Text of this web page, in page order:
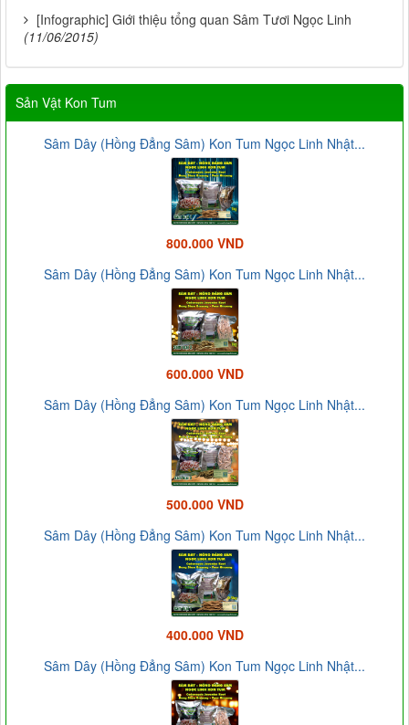
[Infographic] Giới thiệu tổng quan Sâm Tươi Ngọc Linh
(11/06/2015)
Sản Vật Kon Tum
Sâm Dây (Hồng Đẳng Sâm) Kon Tum Ngọc Linh Nhật...
800.000 VND
Sâm Dây (Hồng Đẳng Sâm) Kon Tum Ngọc Linh Nhật...
600.000 VND
Sâm Dây (Hồng Đẳng Sâm) Kon Tum Ngọc Linh Nhật...
500.000 VND
Sâm Dây (Hồng Đẳng Sâm) Kon Tum Ngọc Linh Nhật...
400.000 VND
Sâm Dây (Hồng Đẳng Sâm) Kon Tum Ngọc Linh Nhật...